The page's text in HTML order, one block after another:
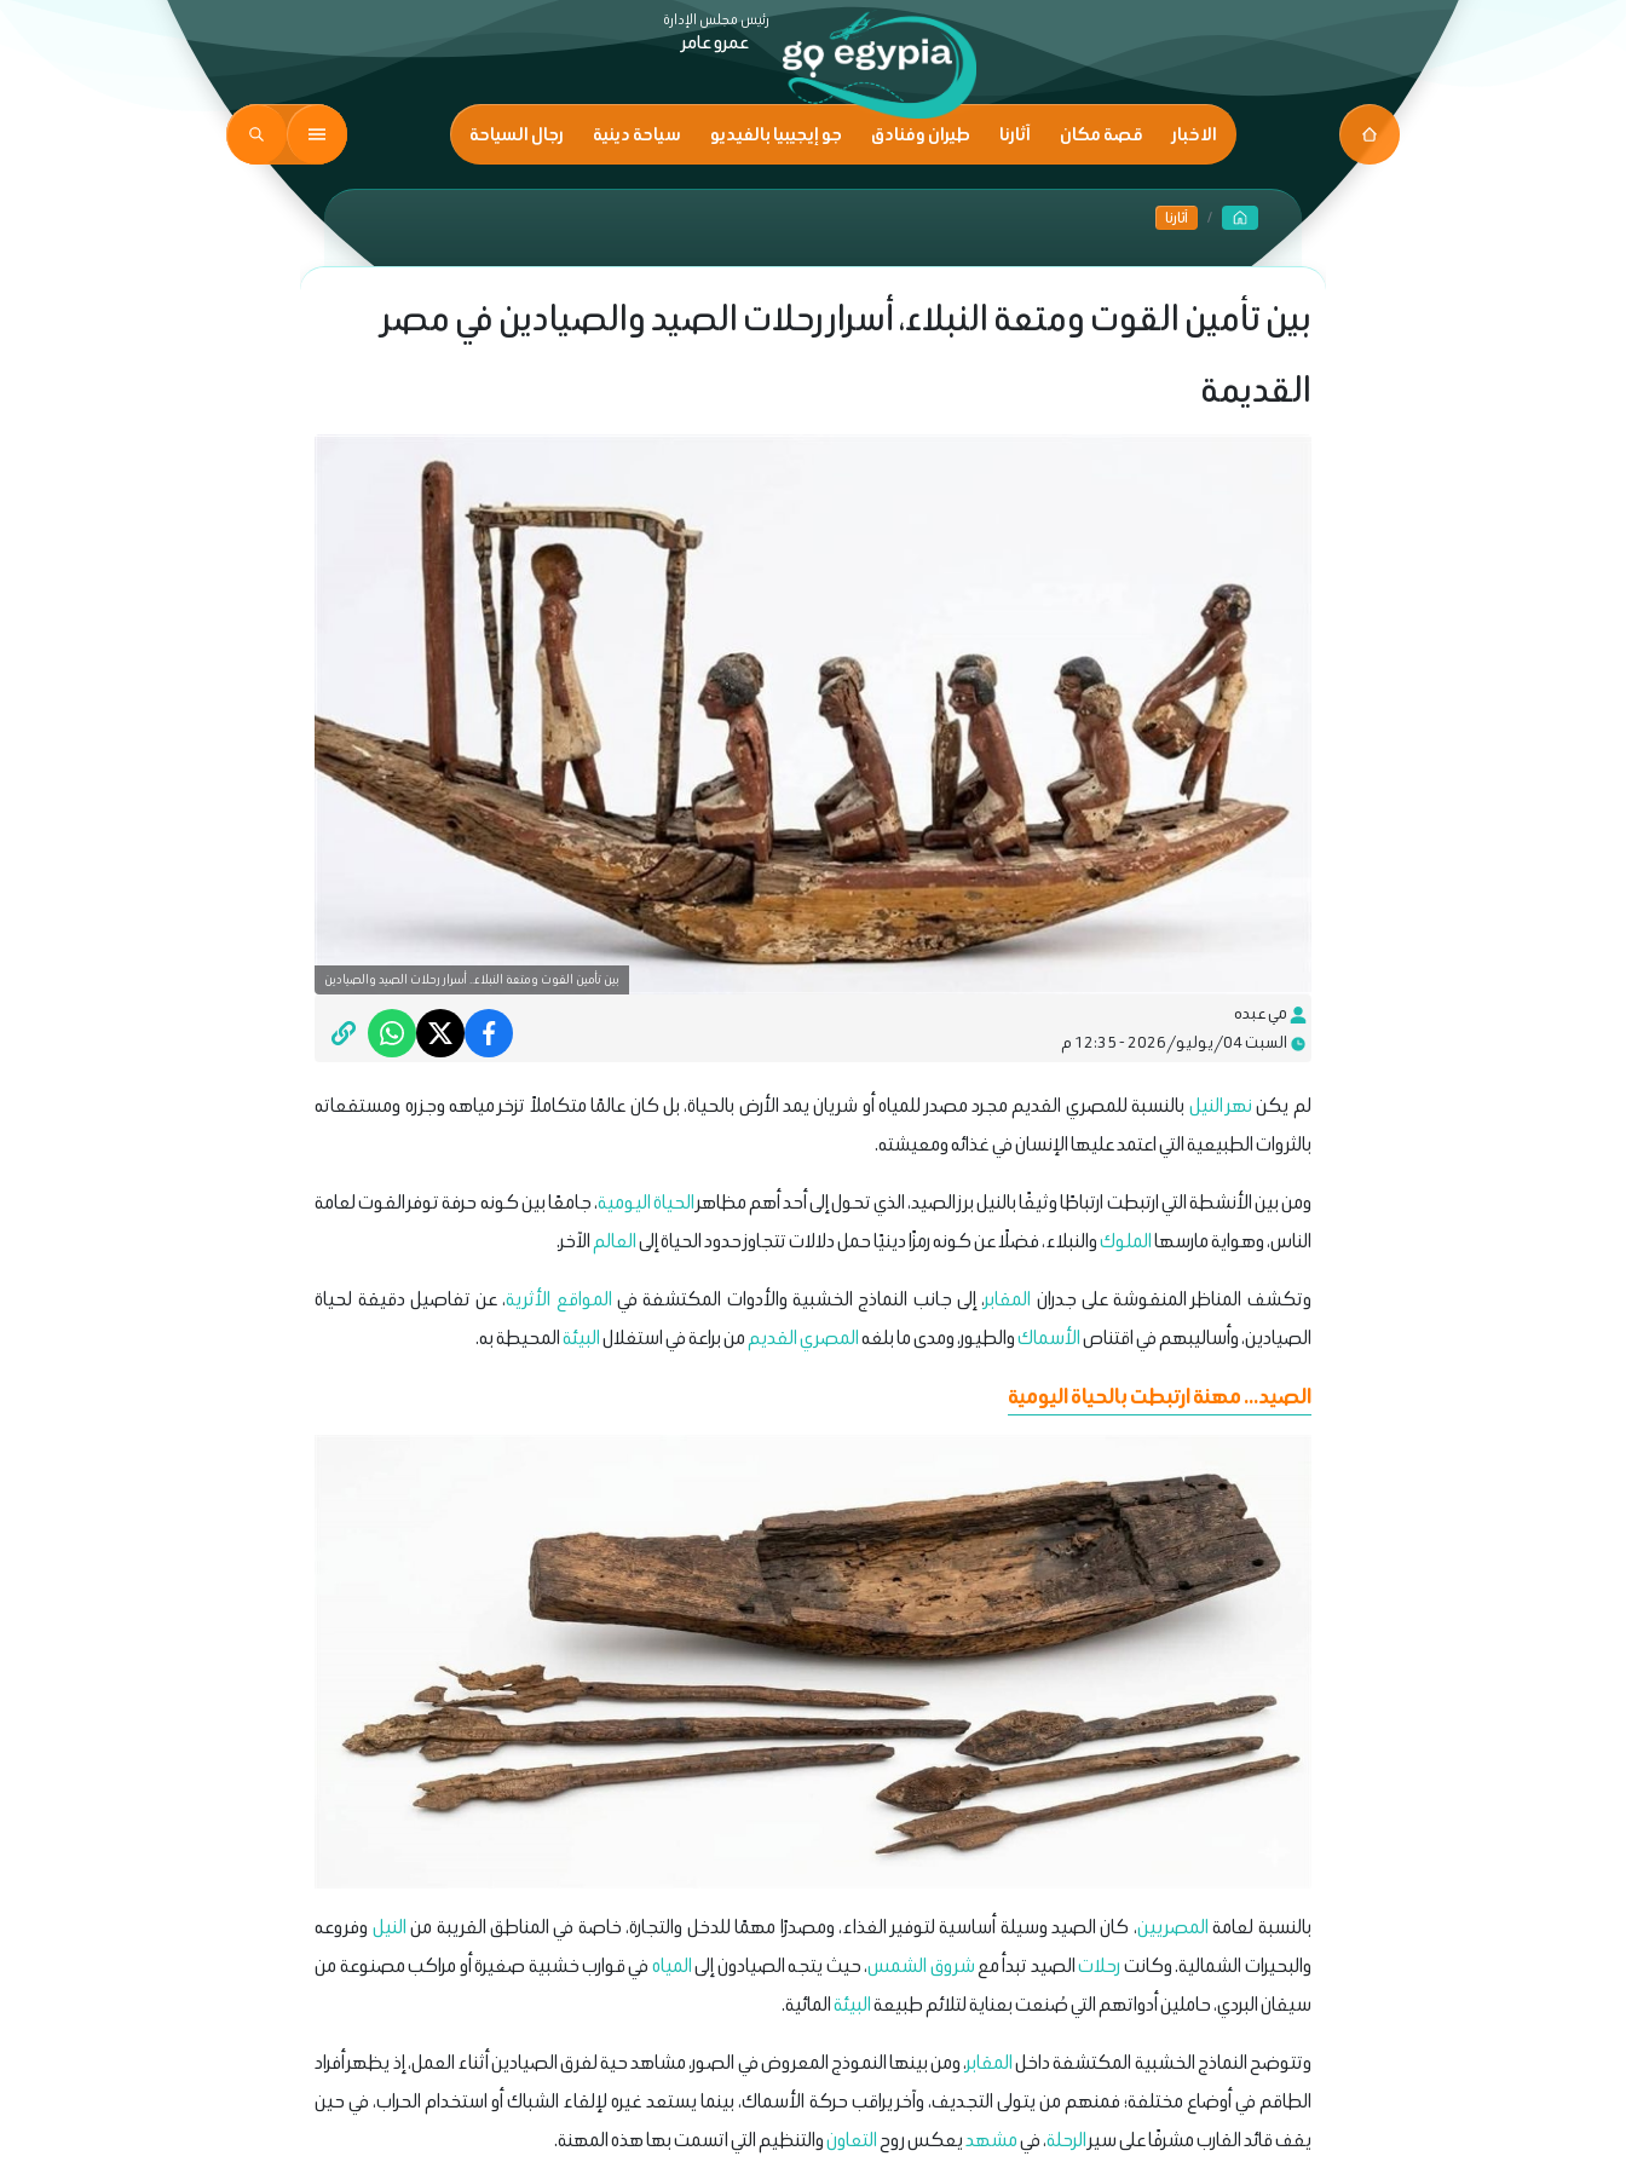
رئيس مجلس الإدارة
عمرو عامر
الاخبار قصة مكان آثارنا طيران وفنادق جو إيجيبيا بالفيديو سياحة دينية رجال السياحة
آثارنا
بين تأمين القوت ومتعة النبلاء، أسرار رحلات الصيد والصيادين في مصر
القديمة
بين تأمين القوت ومتعة النبلاء.. أسرار رحلات الصيد والصيادين
مي عبده
السبت 04/يوليو/2026 - 12:35 م
لم يكننهر النيل بالنسبة للمصري القديم مجرد مصدر للمياه أو شريان يمد الأرض بالحياة، بل كان عالمًا متكاملاً تزخر مياهه وجزره ومستقعاته
بالثروات الطبيعية التي اعتمد عليها الإنسان في غذائه ومعيشته.
ومن بين الأنشطة التي ارتبطت ارتباطًا وثيقًا بالنيل برز الصيد، الذي تحول إلى أحد أهم مظاهرالحياة اليومية، جامعًا بين كونه حرفة توفر القوت لعامة
الناس، وهواية مارسهاالملوكوالنبلاء، فضلًا عن كونه رمزًا دينيًا حمل دلالات تتجاوز حدود الحياة إلىالعالمالآخر.
وتكشف المناظر المنقوشة على جدران المقابر، إلى جانب النماذج الخشبية والأدوات المكتشفة في المواقع الأثرية، عن تفاصيل دقيقة لحياة
الصيادين، وأساليبهم في اقتناصالأسماكوالطيور، ومدى ما بلغهالمصري القديممن براعة في استغلالالبيئةالمحيطة به.
الصيد... مهنة ارتبطت بالحياة اليومية
بالنسبة لعامةالمصريين، كان الصيد وسيلة أساسية لتوفير الغذاء، ومصدرًا مهمًا للدخل والتجارة، خاصة في المناطق القريبة منالنيل وفروعه
والبحيرات الشمالية. وكانترحلاتالصيد تبدأ معشروق الشمس، حيث يتجه الصيادون إلىالمياهفي قوارب خشبية صغيرة أو مراكب مصنوعة من
سيقان البردي، حاملين أدواتهم التي صُنعت بعناية لتلائم طبيعةالبيئةالمائية.
وتتوضح النماذج الخشبية المكتشفة داخلالمقابر، ومن بينها النموذج المعروض في الصور، مشاهد حية لفرق الصيادين أثناء العمل، إذ يظهر أفراد
الطاقم في أوضاع مختلفة؛ فمنهم من يتولى التجديف، وآخر يراقب حركة الأسماك، بينما يستعد غيره لإلقاء الشباك أو استخدام الحراب، في حين
يقف قائد القارب مشرفًا على سيرالرحلة، فيمشهديعكس روحالتعاونوالتنظيم التي اتسمت بها هذه المهنة.